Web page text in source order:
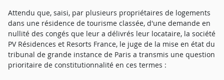
Attendu que, saisi, par plusieurs propriétaires de logements
dans une résidence de tourisme classée, d'une demande en
nullité des congés que leur a délivrés leur locataire, la société
PV Résidences et Resorts France, le juge de la mise en état du
tribunal de grande instance de Paris a transmis une question
prioritaire de constitutionnalité en ces termes :